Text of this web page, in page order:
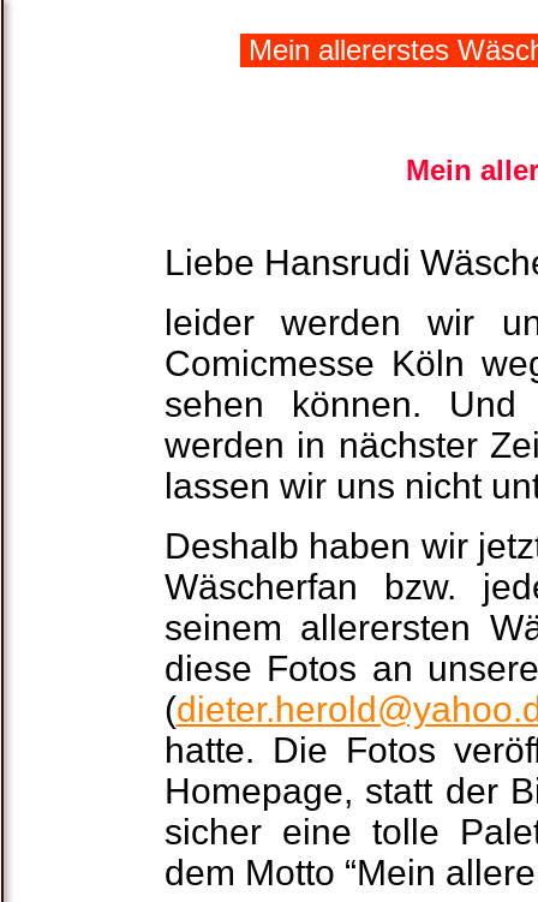
Mein allererstes
Mein
Liebe Hansrudi
leider werden wir
Comicmesse Köln
sehen können.
werden in nächster
lassen wir uns nicht
Deshalb haben wir
Wäscherfan bzw.
seinem allerersten
diese Fotos an
(
hatte. Die Fotos
Homepage, statt der
sicher eine tolle
dem Motto “Mein